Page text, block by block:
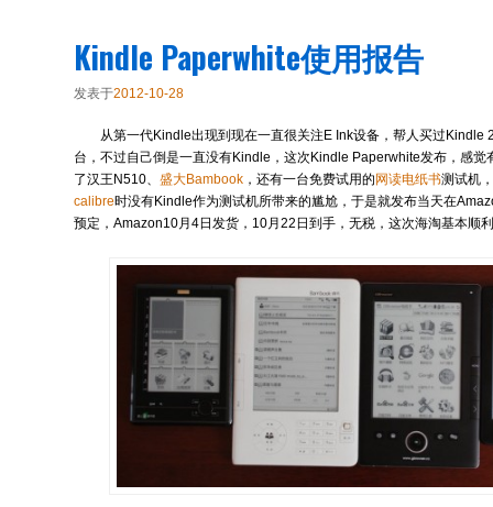
Kindle Paperwhite使用报告
发表于2012-10-28
从第一代Kindle出现到现在一直很关注E Ink设备，帮人买过Kindle
台，不过自己倒是一直没有Kindle，这次Kindle Paperwhite发布，感觉
了汉王N510、盛大Bambook ，还有一台免费试用的 网读电纸书测试机
calibre时没有Kindle作为测试机所带来的尴尬，于是就发布当天在
预定，Amazon10月4日发货，10月22日到手，无税，这次海淘基本顺